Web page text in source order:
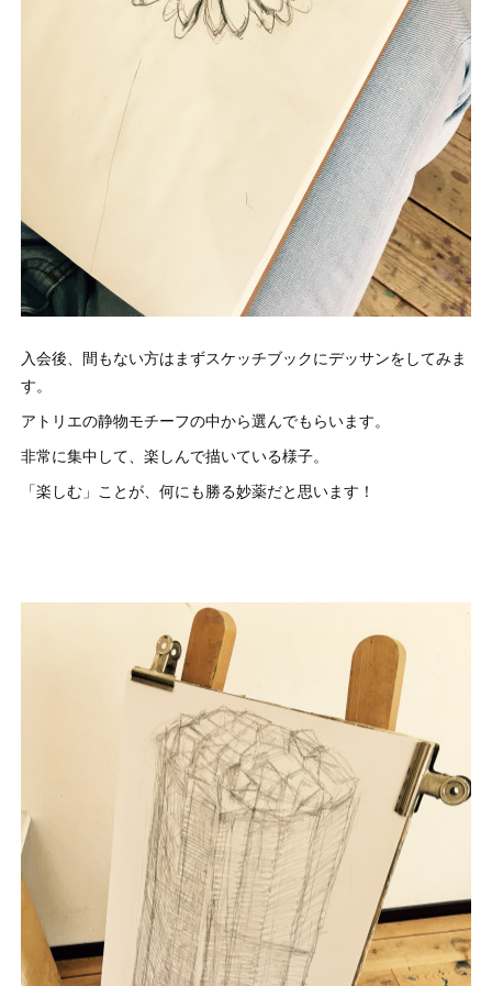
入会後、間もない方はまずスケッチブックにデッサンをしてみま
す。
アトリエの静物モチーフの中から選んでもらいます。
非常に集中して、楽しんで描いている様子。
「楽しむ」ことが、何にも勝る妙薬だと思います！